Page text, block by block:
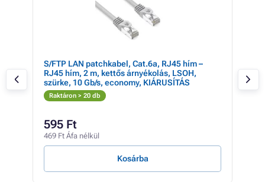
S/FTP LAN patchkabel, Cat.6a, RJ45 hím –
RJ45 hím, 2 m, kettős árnyékolás, LSOH,
szürke, 10 Gb/s, economy, KIÁRUSÍTÁS
Raktáron > 20 db
595 Ft
469 Ft Áfa nélkül
Kosárba
Gb/